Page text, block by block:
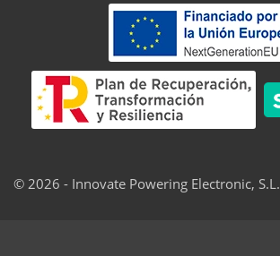
© 2026 - Innovate Powering Electronic, S.L.